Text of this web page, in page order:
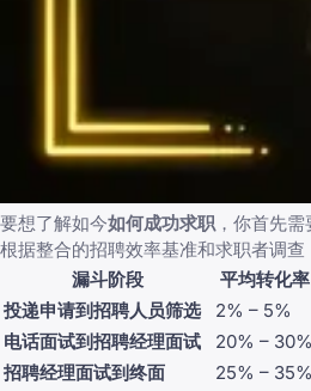
要想了解如今如何成功求职 ，你首先
根据整合的招聘效率基准和求职者调查
漏斗阶段
平均转化率
投递申请到招聘人员筛选
2% – 5%
电话面试到招聘经理面试
20% – 30%
招聘经理面试到终面
25% – 35%